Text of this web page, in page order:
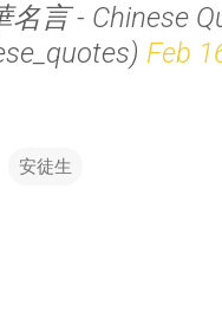
名言 - Chinese
Feb
安徒生